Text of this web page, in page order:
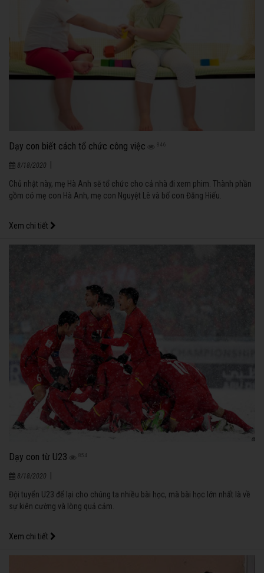
Dạy con biết cách tổ chức công việc 846
8/18/2020
Chủ nhật này, mẹ Hà Anh sẽ tổ chức cho cả nhà đi xem phim. Thành phần
gồm có mẹ con Hà Anh, mẹ con Nguyệt Lê và bố con Đăng Hiếu.
Xem chi tiết
Dạy con từ U23 854
8/18/2020
Đội tuyển U23 để lại cho chúng ta nhiều bài học, mà bài học lớn nhất là về
sự kiên cường và lòng quả cảm.
Xem chi tiết